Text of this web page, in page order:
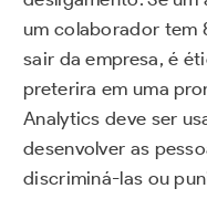
um colaborador tem
sair da empresa, é
preterira em uma
Analytics deve ser
desenvolver as
discriminá-las ou